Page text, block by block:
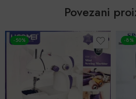
Povezani
-50% -8%